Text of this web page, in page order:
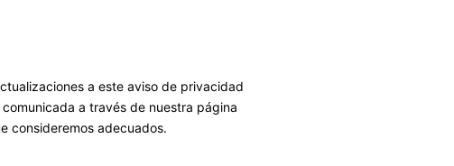
a este aviso de privacidad
a través de nuestra página
consideremos adecuados.